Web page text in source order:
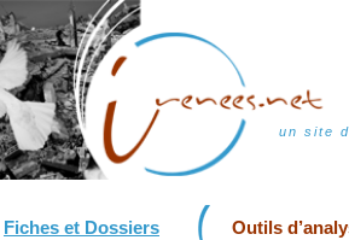
un site
Fiches et Dossiers Outils